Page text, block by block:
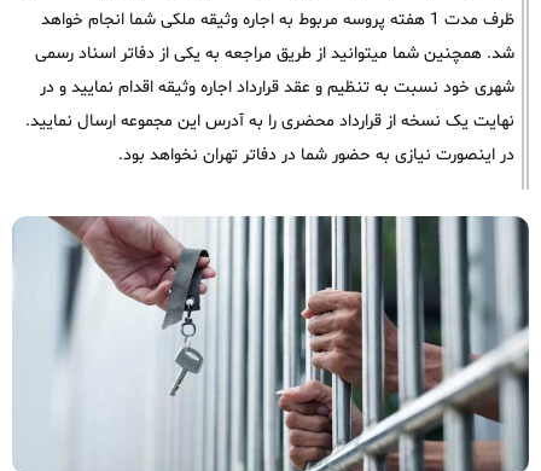
ظرف مدت 1 هفته پروسه مربوط به اجاره وثیقه ملکی شما انجام خواهد
شد. همچنین شما میتوانید از طریق مراجعه به یکی از دفاتر اسناد رسمی
شهری خود نسبت به تنظیم و عقد قرارداد اجاره وثیقه اقدام نمایید و در
نهایت یک نسخه از قرارداد محضری را به آدرس این مجموعه ارسال نمایید.
در اینصورت نیازی به حضور شما در دفاتر تهران نخواهد بود.